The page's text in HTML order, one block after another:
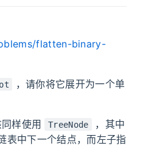
flatten-binary-
，请你将它展开为一个单
样使用 TreeNode ，其中
表中下一个结点，而左子指